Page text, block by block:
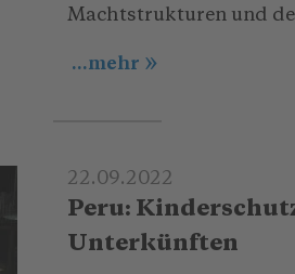
Machtstrukturen und
...mehr
22.09.2022
Peru:
Unterkünften